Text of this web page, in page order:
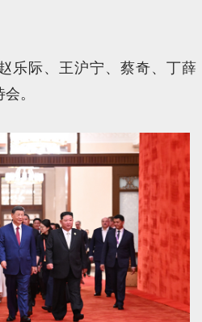
乐际、王沪宁、蔡奇、丁薛
。